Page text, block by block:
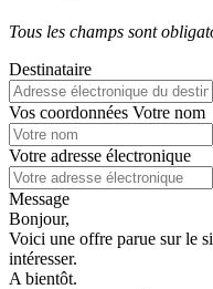
Tous les champs sont
Destinataire
Vos coordonnées Votre nom
Votre adresse électronique
Message
Bonjour,
Voici une offre parue sur le
intéresser.
A bientôt.